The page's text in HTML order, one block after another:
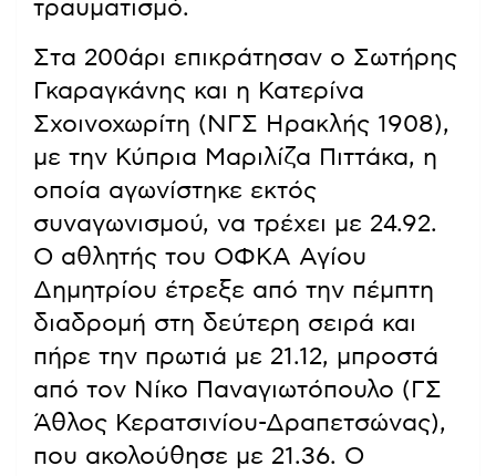
τραυματισμό.
Στα 200άρι επικράτησαν ο Σωτήρης
Γκαραγκάνης και η Κατερίνα
Σχοινοχωρίτη (ΝΓΣ Ηρακλής 1908),
με την Κύπρια Μαριλίζα Πιττάκα, η
οποία αγωνίστηκε εκτός
συναγωνισμού, να τρέχει με 24.92.
Ο αθλητής του ΟΦΚΑ Αγίου
Δημητρίου έτρεξε από την πέμπτη
διαδρομή στη δεύτερη σειρά και
πήρε την πρωτιά με 21.12, μπροστά
από τον Νίκο Παναγιωτόπουλο (ΓΣ
Άθλος Κερατσινίου-Δραπετσώνας),
που ακολούθησε με 21.36. Ο